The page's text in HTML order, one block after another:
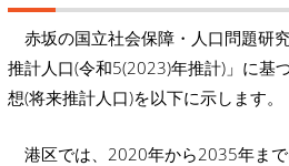
赤坂の国立社会保障・人口問題研
推計人口(令和5(2023)年推計)」に基
想(将来推計人口)を以下に示します。
港区では、2020年から2035年ま